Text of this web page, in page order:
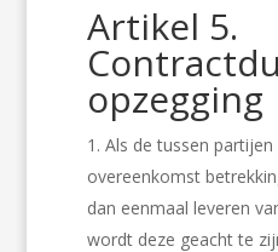
Artikel 5.
opzegging
Als de tussen
overeenkomst
dan eenmaal leveren
wordt deze geacht te